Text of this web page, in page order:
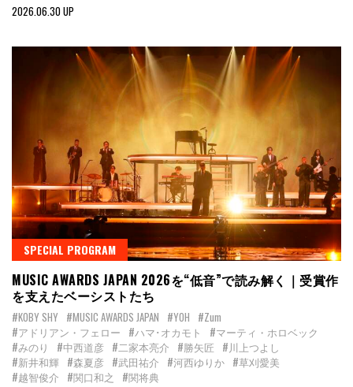
2026.06.30 UP
SPECIAL PROGRAM
MUSIC AWARDS JAPAN 2026を“低音”で読み解く｜受賞作
を支えたベーシストたち
#KOBY SHY #MUSIC AWARDS JAPAN #YOH #Zum
#アドリアン・フェロー #ハマ･オカモト
#マーティ・ホロベック
#みのり
#中西道彦 #二家本亮介 #勝矢匠 #川上つよし
#新井和輝 #森夏彦 #武田祐介 #河西ゆりか #草刈愛美
#越智俊介 #関口和之
#関将典